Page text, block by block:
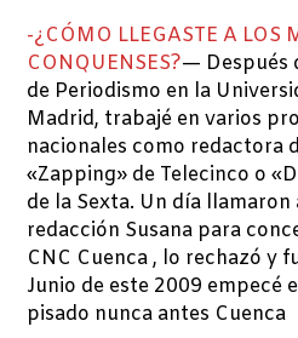
-¿CÓMO LLEGASTE A LOS
CONQUENSES?— Después
de Periodismo en la
Madrid, trabajé en varios
nacionales como redactora
«Zapping» de Telecinco o
de la Sexta. Un día
redacción Susana para
CNC Cuenca , lo rechazó y
Junio de este 2009 empecé
pisado nunca antes Cuenca